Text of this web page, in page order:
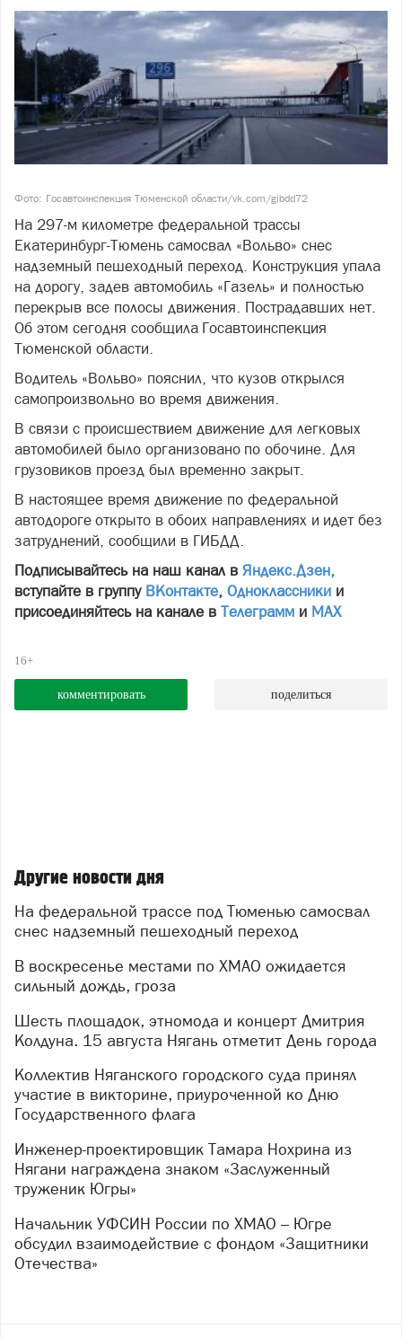
Фото: Госавтоинспекция Тюменской области/vk.com/gibdd72
На 297-м километре федеральной трассы
Екатеринбург-Тюмень самосвал «Вольво» снес
надземный пешеходный переход. Конструкция упала
на дорогу, задев автомобиль «Газель» и полностью
перекрыв все полосы движения. Пострадавших нет.
Об этом сегодня сообщила Госавтоинспекция
Тюменской области.
Водитель «Вольво» пояснил, что кузов открылся
самопроизвольно во время движения.
В связи с происшествием движение для легковых
автомобилей было организовано по обочине. Для
грузовиков проезд был временно закрыт.
В настоящее время движение по федеральной
автодороге открыто в обоих направлениях и идет без
затруднений, сообщили в ГИБДД.
Подписывайтесь на наш канал в Яндекс.Дзен,
вступайте в группу ВКонтакте, Одноклассники и
присоединяйтесь на канале в Телеграмм и МАХ
16+
комментировать поделиться
Другие новости дня
На федеральной трассе под Тюменью самосвал
снес надземный пешеходный переход
В воскресенье местами по ХМАО ожидается
сильный дождь, гроза
Шесть площадок, этномода и концерт Дмитрия
Колдуна. 15 августа Нягань отметит День города
Коллектив Няганского городского суда принял
участие в викторине, приуроченной ко Дню
Государственного флага
Инженер-проектировщик Тамара Нохрина из
Нягани награждена знаком «Заслуженный
труженик Югры»
Начальник УФСИН России по ХМАО – Югре
обсудил взаимодействие с фондом «Защитники
Отечества»